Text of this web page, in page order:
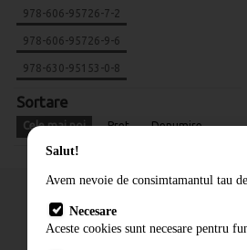
978-606-95726-7-2
978-606-95726-9-6
978-630-95153-0-8
Sortare
Cele mai noi Pret Denumire
Salut!
Avem nevoie de consimtamantul tau
Necesare
Aceste cookies sunt necesare pentru